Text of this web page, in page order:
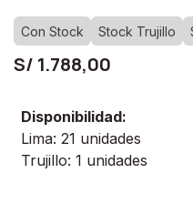
Con Stock Stock Trujillo
S/ 1.788,00
Disponibilidad:
Lima: 21 unidades
Trujillo: 1 unidades